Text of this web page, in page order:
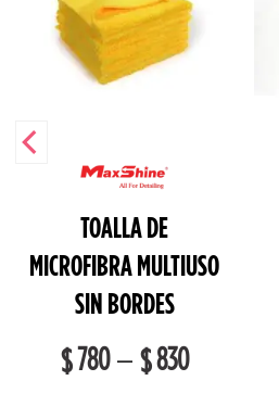
TOALLA DE
MICROFIBRA MULTIUSO
SIN BORDES
$780– $830